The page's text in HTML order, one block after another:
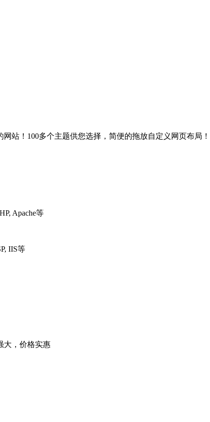
站！100多个主题供您选择，简便的拖放自定义网页布局！
Apache等
IIS等
大，价格实惠